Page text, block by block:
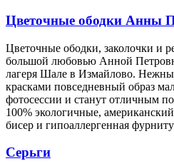
Цветочные ободки Анны
Цветочные ободки, заколочки и
большой любовью Анной
лагеря Шале в Измайлово.
красками повседневный образ
фотосессии и станут отличным
100% экологичные,
бисер и гипоаллергенная
Серьги